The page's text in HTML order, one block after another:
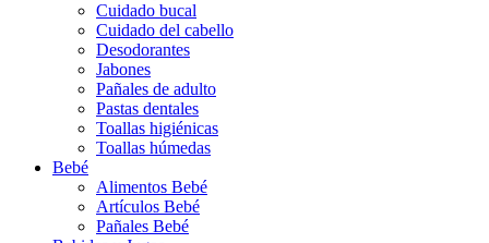
Cuidado bucal
Cuidado del cabello
Desodorantes
Jabones
Pañales de adulto
Pastas dentales
Toallas higiénicas
Toallas húmedas
Bebé
Alimentos Bebé
Artículos Bebé
Pañales Bebé